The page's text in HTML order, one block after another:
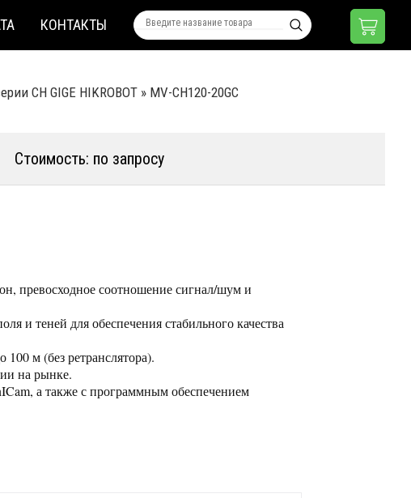
КОНТАКТЫ
CH GIGE HIKROBOT » MV-CH120-20GC
Стоимость: по запросу
превосходное соотношение сигнал/шум и
и теней для обеспечения стабильного качества
м (без ретранслятора).
на рынке.
а также с программным обеспечением